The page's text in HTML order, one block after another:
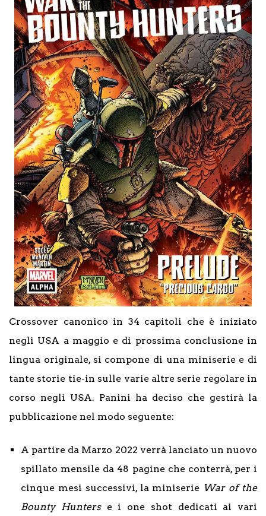
Crossover canonico in 34 capitoli che è iniziato
negli USA a maggio e di prossima conclusione in
lingua originale, si compone di una miniserie e di
tante storie tie-in sulle varie altre serie regolare in
corso negli USA. Panini ha deciso che gestirà la
pubblicazione nel modo seguente:
A partire da Marzo 2022 verrà lanciato un nuovo
spillato mensile da 48 pagine che conterrà, per i
cinque mesi successivi, la miniserie War of the
Bounty Hunterse i one shot dedicati ai vari